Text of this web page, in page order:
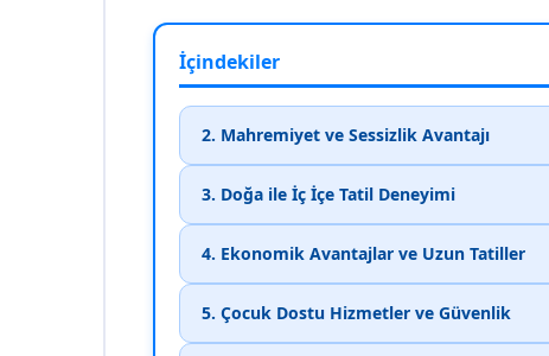
İçindekiler
2. Mahremiyet ve Sessizlik Avantajı
3. Doğa ile İç İçe Tatil Deneyimi
4. Ekonomik Avantajlar ve Uzun Tatiller
5. Çocuk Dostu Hizmetler ve Güvenlik